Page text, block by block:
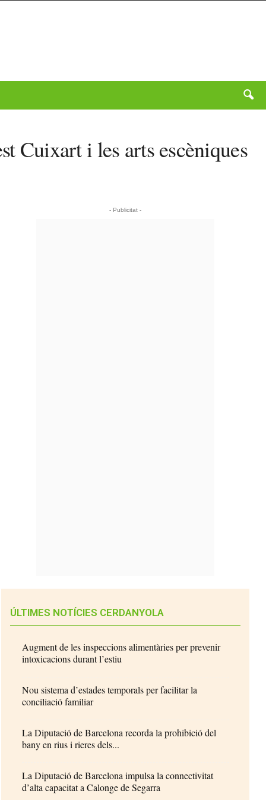
Cuixart i les arts escèniques
- Publicitat -
ÚLTIMES NOTÍCIES CERDANYOLA
Augment de les inspeccions alimentàries per prevenir
intoxicacions durant l’estiu
Nou sistema d’estades temporals per facilitar la
conciliació familiar
La Diputació de Barcelona recorda la prohibició del
bany en rius i rieres dels...
La Diputació de Barcelona impulsa la connectivitat
d’alta capacitat a Calonge de Segarra